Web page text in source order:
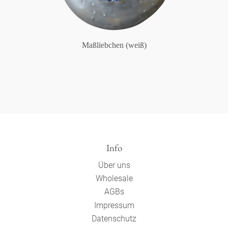
Maßliebchen (weiß)
Info
Über uns
Wholesale
AGBs
Impressum
Datenschutz